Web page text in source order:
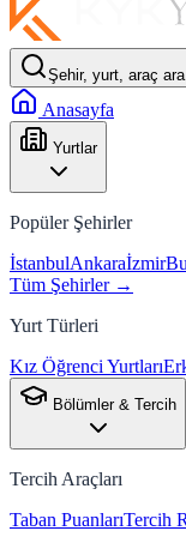
Şehir, yurt, araç
Anasayfa
Yurtlar
Popüler Şehirler
İstanbulAnkaraİzmir
Tüm Şehirler →
Yurt Türleri
Kız Öğrenci Yurtları
Bölümler & Tercih
Tercih Araçları
Taban PuanlarıTercih